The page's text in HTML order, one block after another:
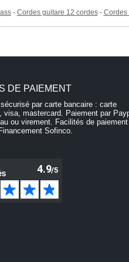
vos préférences pour contrôler la
- Cordes guitare 12 cordes- Cordes
DE PAIEMENT